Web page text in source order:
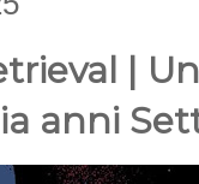
|
anni